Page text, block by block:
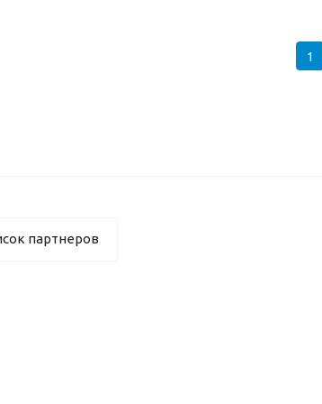
1
партнеров